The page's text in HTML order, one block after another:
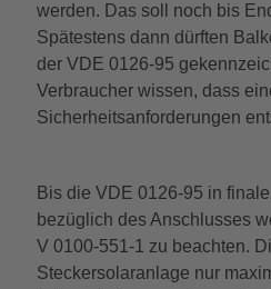
werden. Das soll noch bis
Spätestens dann dürften
der VDE 0126-95
Verbraucher wissen, dass
Sicherheitsanforderungen
Bis die VDE 0126-95 in
bezüglich des Anschlusses
V 0100-551-1 zu beachten.
Steckersolaranlage nur